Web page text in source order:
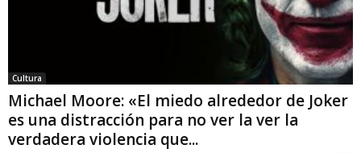
Cultura
Michael Moore: «El miedo alrededor de Joker
es una distracción para no ver la ver la
verdadera violencia que...